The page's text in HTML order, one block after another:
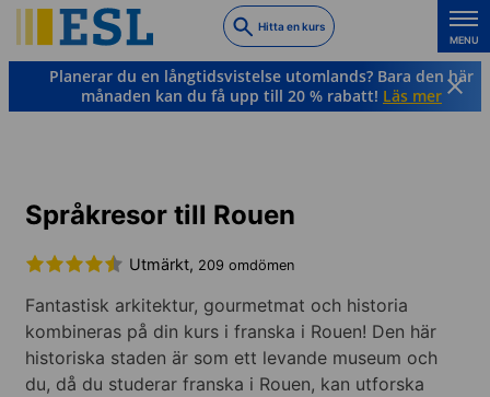
to
main
content
Hitta en kurs
MENU
Planerar du en långtidsvistelse utomlands? Bara den här
månaden kan du få upp till 20 % rabatt! Läs mer
Språkresor till Rouen
Utmärkt, 209 omdömen
Fantastisk arkitektur, gourmetmat och historia
kombineras på din kurs i franska i Rouen! Den här
historiska staden är som ett levande museum och
du, då du studerar franska i Rouen, kan utforska